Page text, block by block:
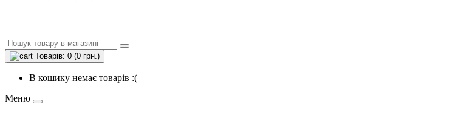
Товарів: 0 (0 грн.)
В кошику немає товарів :(
Меню